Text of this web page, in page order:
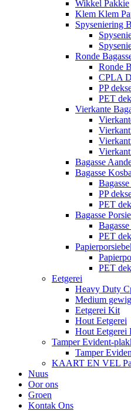
Wikkel Pakkie
Klem Klem
Spyseniering
Ronde
Ronde
CPLA
PP
PET
Vierkante
Bagasse
Bagasse
PP
PET
Bagasse
PET
PET
Eetgerei
Heavy Duty
Medium
Eetgerei Kit
Hout Eetgerei
Hout Eetgerei
Tamper Evident-
Tamper
KAART EN VEL
Nuus
Oor ons
Groen
Kontak Ons